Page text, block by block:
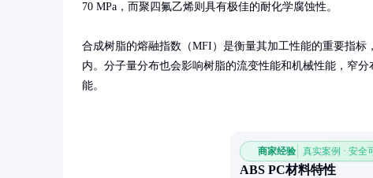
70 MPa，而聚四氟乙烯则具有极佳的耐化学腐蚀性。
合成树脂的熔融指数（MFI）是衡量其加工性能的重要指标
内。分子量分布也会影响树脂的流变性能和机械性能，窄
能。
商家经验 真实案例 · 安全
ABS PC材料特性